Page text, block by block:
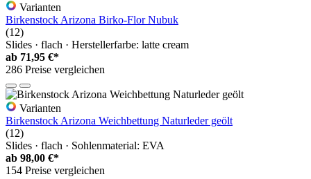
Varianten
Birkenstock Arizona Birko-Flor Nubuk
(12)
Slides · flach · Herstellerfarbe: latte cream
ab 71,95 €*
286 Preise vergleichen
Varianten
Birkenstock Arizona Weichbettung Naturleder geölt
(12)
Slides · flach · Sohlenmaterial: EVA
ab 98,00 €*
154 Preise vergleichen